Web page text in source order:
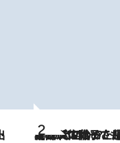
2026.8.5
【阿川佐和子さんの年とる力】なぜ70代で始めた趣味は“こんなに楽しい”のか？ ピアノ、俳句…スランプに陥っても続けられる“ある秘訣”とは